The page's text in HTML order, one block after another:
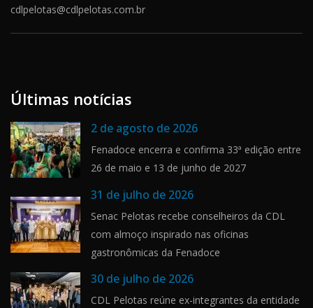
cdlpelotas@cdlpelotas.com.br
Últimas notícias
2 de agosto de 2026
Fenadoce encerra e confirma 33ª edição entre
26 de maio e 13 de junho de 2027
31 de julho de 2026
Senac Pelotas recebe conselheiros da CDL
com almoço inspirado nas oficinas
gastronômicas da Fenadoce
30 de julho de 2026
CDL Pelotas reúne ex-integrantes da entidade